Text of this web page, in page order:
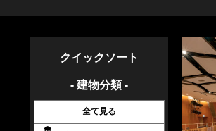
クイックソート
- 建物分類 -
全て見る